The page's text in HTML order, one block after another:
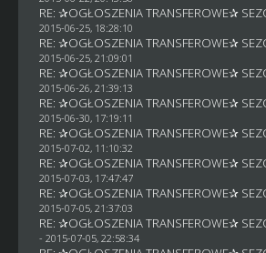
RE: ✰OGŁOSZENIA TRANSFEROWE✰
2015-06-25, 18:28:10
RE: ✰OGŁOSZENIA TRANSFEROWE✰
2015-06-25, 21:09:01
RE: ✰OGŁOSZENIA TRANSFEROWE✰
2015-06-26, 21:39:13
RE: ✰OGŁOSZENIA TRANSFEROWE✰
2015-06-30, 17:19:11
RE: ✰OGŁOSZENIA TRANSFEROWE✰
2015-07-02, 11:10:32
RE: ✰OGŁOSZENIA TRANSFEROWE✰
2015-07-03, 17:47:47
RE: ✰OGŁOSZENIA TRANSFEROWE✰
2015-07-05, 21:37:03
RE: ✰OGŁOSZENIA TRANSFEROWE✰
- 2015-07-05, 22:58:34